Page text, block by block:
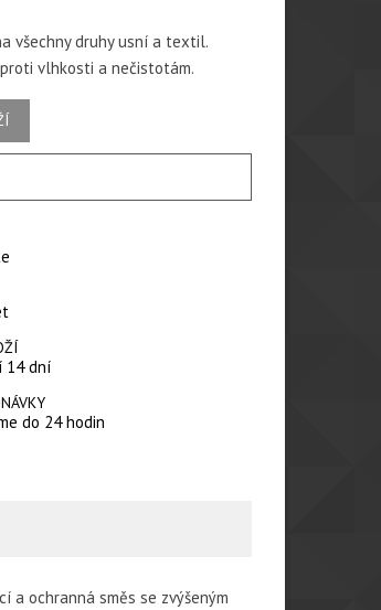
všechny druhy usní a textil.
vlhkosti a nečistotám.
14 dní
do 24 hodin
ochranná směs se zvýšeným